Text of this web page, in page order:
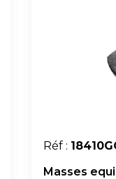
Réf :
Masses